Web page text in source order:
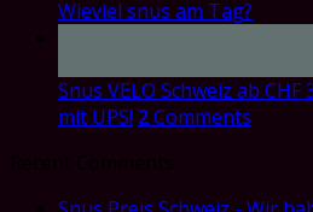
Wieviel snus am Tag?
Snus VELO Schweiz ab
mit UPS! 2Comments